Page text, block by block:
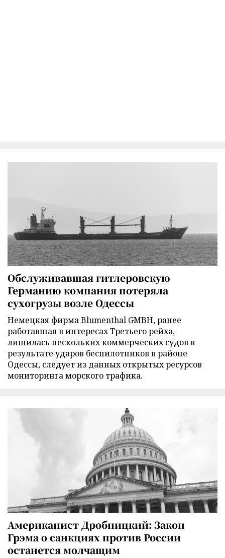
Обслуживавшая гитлеровскую
Германию компания потеряла
сухогрузы возле Одессы
Немецкая фирма Blumenthal GMBH, ранее
работавшая в интересах Третьего рейха,
лишилась нескольких коммерческих судов в
результате ударов беспилотников в районе
Одессы, следует из данных открытых ресурсов
мониторинга морского трафика.
Американист Дробницкий: Закон
Грэма о санкциях против России
останется молчащим